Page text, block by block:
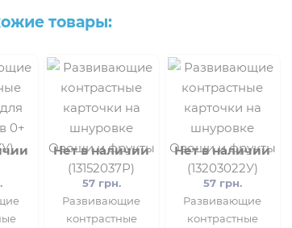
товары:
Нет в наличии
57 грн.
Развивающие
контрастные
Нет в наличии
57 грн.
Развивающие
контрастные